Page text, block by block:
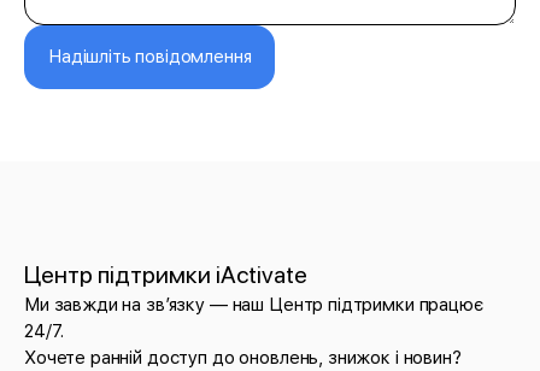
Надішліть повідомлення
Центр підтримки iActivate
Ми завжди на звʼязку — наш Центр підтримки працює
24/7.
Хочете ранній доступ до оновлень, знижок і новин?